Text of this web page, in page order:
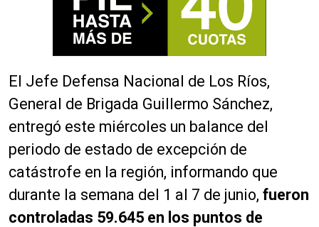
El Jefe Defensa Nacional de Los Ríos,
General de Brigada Guillermo Sánchez,
entregó este miércoles un balance del
periodo de estado de excepción de
catástrofe en la región, informando que
durante la semana del 1 al 7 de junio, fueron
controladas 59.645 en los puntos de